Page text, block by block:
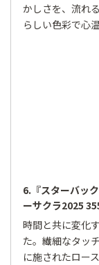
かしさを、流れ
らしい色彩で心
6.『スターバッ
ーサクラ2025
時間と共に変化
た。繊細なタッ
に施されたロー